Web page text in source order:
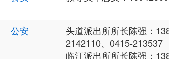
公安
头道派出所所长陈强：
2142110、0415-213537
临江派出所所长陈强：